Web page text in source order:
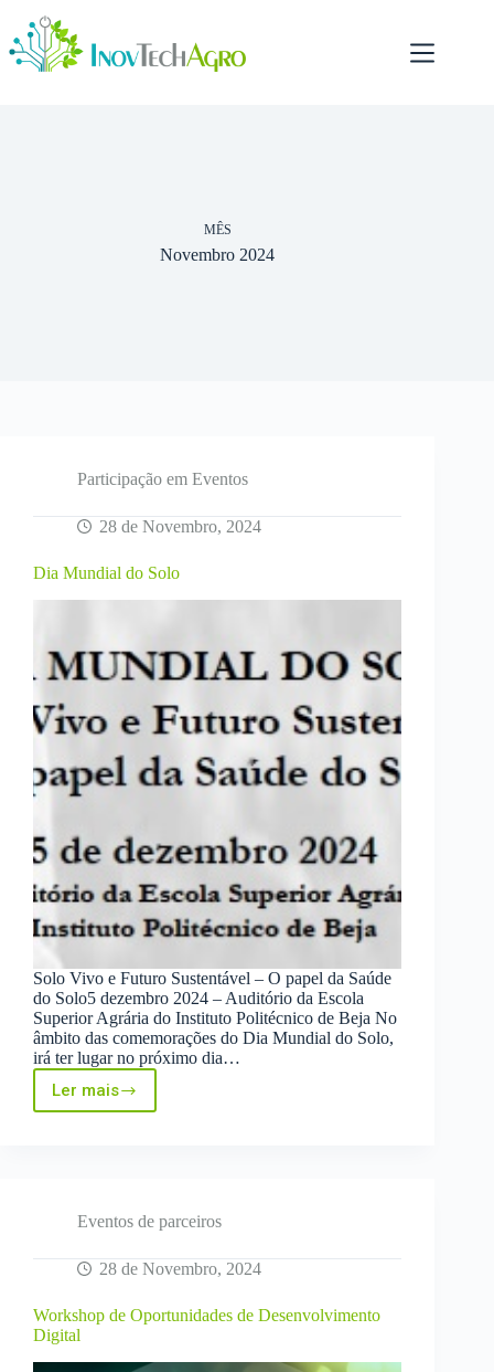
para
conteúdo
MÊS
Novembro 2024
Participação em Eventos
28 de Novembro, 2024
Dia Mundial do Solo
Solo Vivo e Futuro Sustentável – O papel da Saúde
do Solo5 dezembro 2024 – Auditório da Escola
Superior Agrária do Instituto Politécnico de Beja No
âmbito das comemorações do Dia Mundial do Solo,
irá ter lugar no próximo dia…
Ler mais
Dia
Mundial
Eventos de parceiros
28 de Novembro, 2024
Workshop de Oportunidades de Desenvolvimento
Digital